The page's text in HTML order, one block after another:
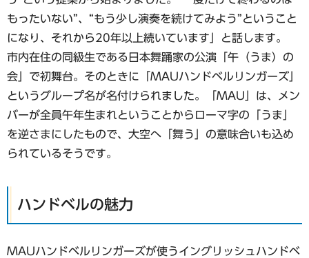
もったいない”、“もう少し演奏を続けてみよう”ということ
になり、それから20年以上続いています」と話します。
市内在住の同級生である日本舞踊家の公演「午（うま）の
会」で初舞台。そのときに「MAUハンドベルリンガーズ」
というグループ名が名付けられました。「MAU」は、メン
バーが全員午年生まれということからローマ字の「うま」
を逆さまにしたもので、大空へ「舞う」の意味合いも込め
られているそうです。
ハンドベルの魅力
MAUハンドベルリンガーズが使うイングリッシュハンドベ